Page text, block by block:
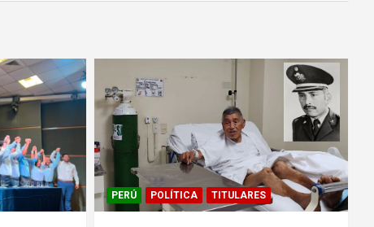
PERÚ POLÍTICA TITULARES